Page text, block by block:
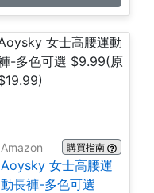
Amazon 購買指南
Aoysky 女士高腰運
動長褲-多色可選